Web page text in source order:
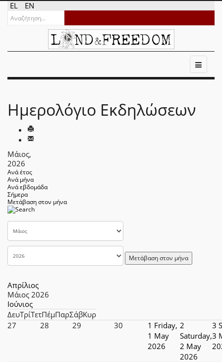
EL EN
Ημερολόγιο Εκδηλώσεων
Μάιος,
2026
Ανά έτος
Ανά μήνα
Ανά εβδομάδα
Σήμερα
Μετάβαση στον μήνα
Μετάβαση στον μήνα
Απρίλιος
Μάιος 2026
Ιούνιος
ΔευΤρίΤετΠέμΠαρΣάβΚυρ
27
28 29 30 1 Friday,
1 May
2026
2
Saturday,
2 May
2026
3
3